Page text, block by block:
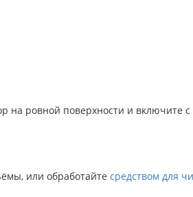
на ровной поверхности и включите
или обработайте средством для